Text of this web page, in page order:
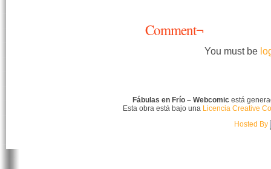
Comment¬
You must be
Fábulas en Frío – Webcomicestá
Esta obra está bajo una Licencia Creative
Hosted By